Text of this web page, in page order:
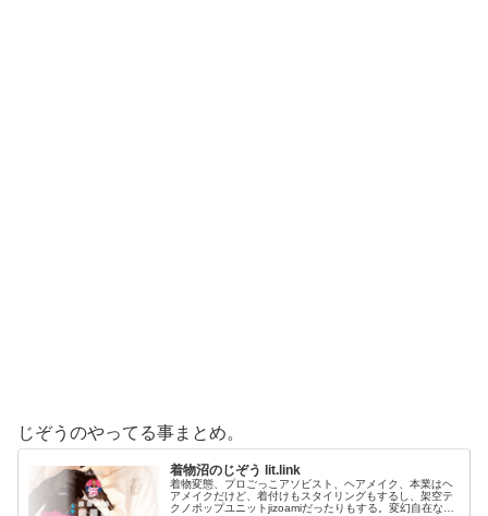
じぞうのやってる事まとめ。
着物沼のじぞう lit.link
着物変態、プロごっこアソビスト、ヘアメイク、本業はヘ
アメイクだけど、着付けもスタイリングもするし、架空テ
クノポップユニットjizoamiだったりもする。変幻自在なた